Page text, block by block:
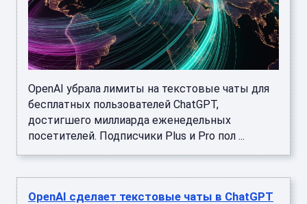
OpenAI убрала лимиты на текстовые чаты для
бесплатных пользователей ChatGPT,
достигшего миллиарда еженедельных
посетителей. Подписчики Plus и Pro пол ...
OpenAI сделает текстовые чаты в ChatGPT